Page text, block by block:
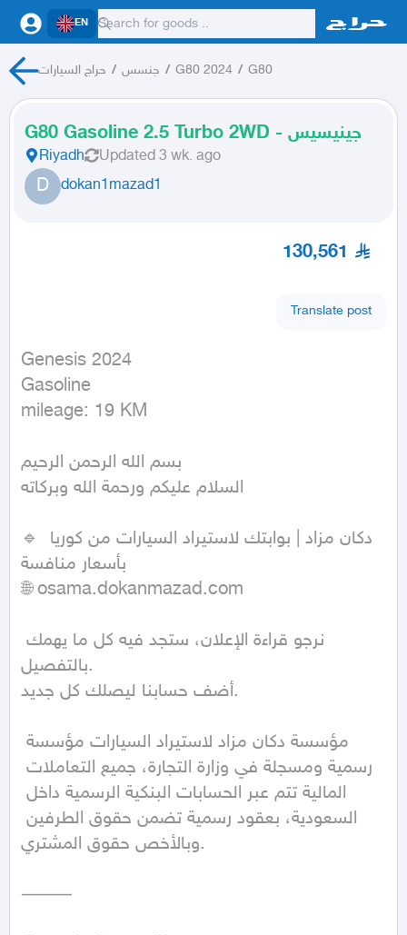
EN
حراج السيارات / جنسس / G80 2024 / G80
G80 Gasoline 2.5 Turbo 2WD - جينيسيس
Riyadh Updated 3 wk. ago
D dokan1mazad1
130,561
Translate post
Genesis 2024
Gasoline
mileage: 19 KM
بسم الله الرحمن الرحيم
السلام عليكم ورحمة الله وبركاته
🔹 دكان مزاد | بوابتك لاستيراد السيارات من كوريا
بأسعار منافسة
🌐 osama.dokanmazad.com
بالتفصيل.
أضف حسابنا ليصلك كل جديد.
وبالأخص حقوق المشتري.
⸻